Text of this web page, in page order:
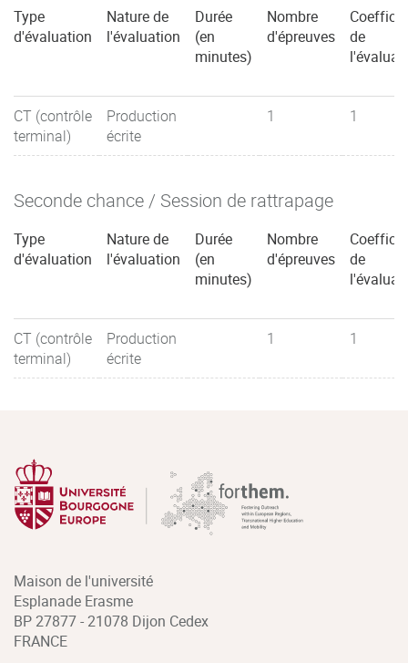
Type
d'évaluation
Nature de
l'évaluation
Durée
(en
minutes)
Nombre
d'épreuves
de
CT (contrôle
terminal)
Production
écrite
1 1
Seconde chance / Session de rattrapage
Type
d'évaluation
Nature de
l'évaluation
Durée
(en
minutes)
Nombre
d'épreuves
de
CT (contrôle
terminal)
Production
écrite
1 1
Maison de l'université
Esplanade Erasme
BP 27877 - 21078 Dijon Cedex
FRANCE